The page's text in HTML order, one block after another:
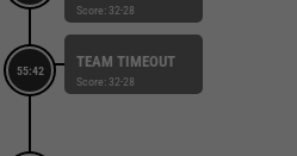
Score: 32-28
55:42
TEAM TIMEOUT
Score: 32-28